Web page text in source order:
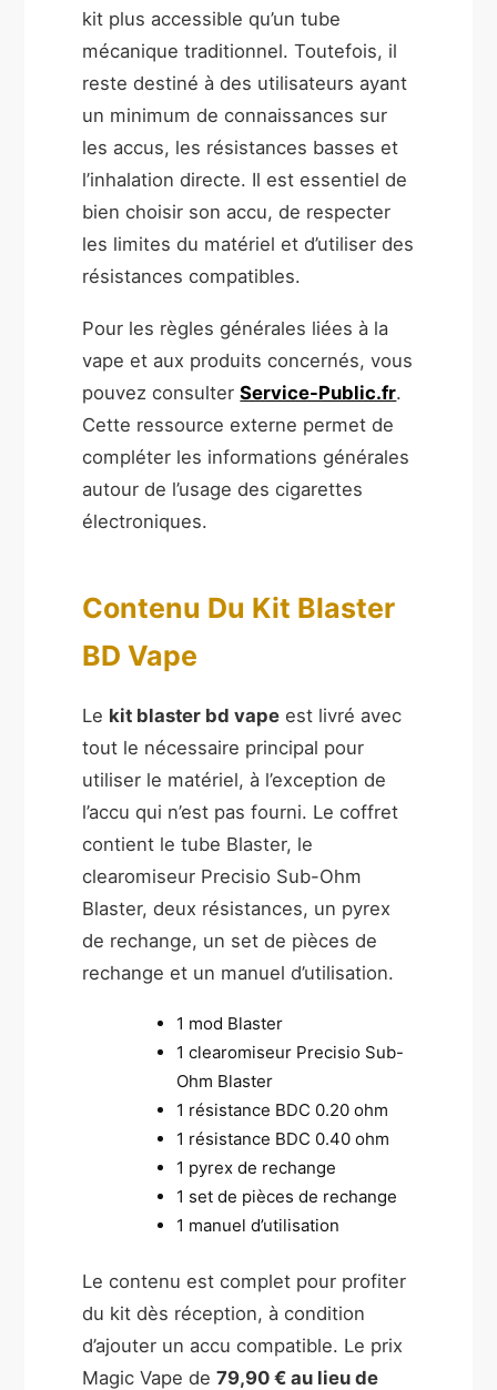
kit plus accessible qu’un tube
mécanique traditionnel. Toutefois, il
reste destiné à des utilisateurs ayant
un minimum de connaissances sur
les accus, les résistances basses et
l’inhalation directe. Il est essentiel de
bien choisir son accu, de respecter
les limites du matériel et d’utiliser des
résistances compatibles.
Pour les règles générales liées à la
vape et aux produits concernés, vous
pouvez consulterService-Public.fr.
Cette ressource externe permet de
compléter les informations générales
autour de l’usage des cigarettes
électroniques.
Contenu Du Kit Blaster
BD Vape
Le kit blaster bd vape est livré avec
tout le nécessaire principal pour
utiliser le matériel, à l’exception de
l’accu qui n’est pas fourni. Le coffret
contient le tube Blaster, le
clearomiseur Precisio Sub-Ohm
Blaster, deux résistances, un pyrex
de rechange, un set de pièces de
rechange et un manuel d’utilisation.
1 mod Blaster
1 clearomiseur Precisio Sub-
Ohm Blaster
1 résistance BDC 0.20 ohm
1 résistance BDC 0.40 ohm
1 pyrex de rechange
1 set de pièces de rechange
1 manuel d’utilisation
Le contenu est complet pour profiter
du kit dès réception, à condition
d’ajouter un accu compatible. Le prix
Magic Vape de79,90 € au lieu de